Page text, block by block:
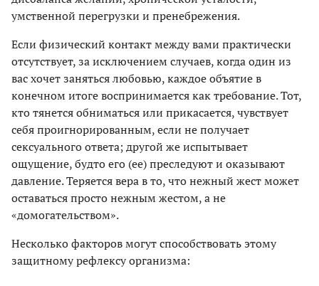
умственной перегрузки и пренебрежения.
Если физический контакт между вами практически
отсутствует, за исключением случаев, когда один из
вас хочет заняться любовью, каждое объятие в
конечном итоге воспринимается как требование. Тот,
кто тянется обниматься или прикасается, чувствует
себя проигнорированным, если не получает
сексуального ответа; другой же испытывает
ощущение, будто его (ее) преследуют и оказывают
давление. Теряется вера в то, что нежный жест может
оставаться просто нежным жестом, а не
«домогательством».
Несколько факторов могут способствовать этому
защитному рефлексу организма: